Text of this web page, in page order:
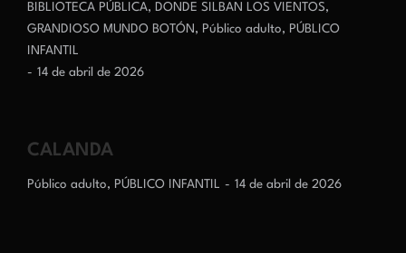
BIBLIOTECA PÚBLICA, DONDE SILBAN LOS VIENTOS,
GRANDIOSO MUNDO BOTÓN , Público adulto, PÚBLICO
INFANTIL
14 de abril de 2026
CALANDA
Público adulto, PÚBLICO INFANTIL 14 de abril de 2026